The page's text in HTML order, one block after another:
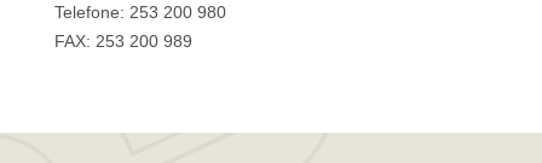
Telefone: 253 200 980
FAX: 253 200 989